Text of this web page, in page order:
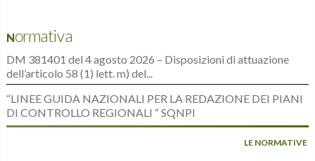
Normativa
DM 381401 del 4 agosto 2026 – Disposizioni di attuazione
dell’articolo 58 (1) lett. m) del...
“LINEE GUIDA NAZIONALI PER LA REDAZIONE DEI PIANI
DI CONTROLLO REGIONALI “ SQNPI
LE NORMATIVE